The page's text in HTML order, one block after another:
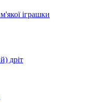
іграшки
дріт